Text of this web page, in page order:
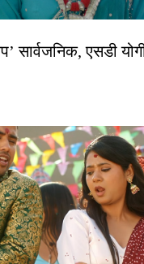
सार्वजनिक, एसडी